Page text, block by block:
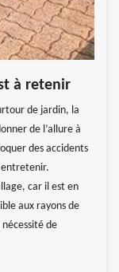
à retenir
de jardin, la
de l’allure à
des accidents
car il est en
aux rayons de
nécessité de